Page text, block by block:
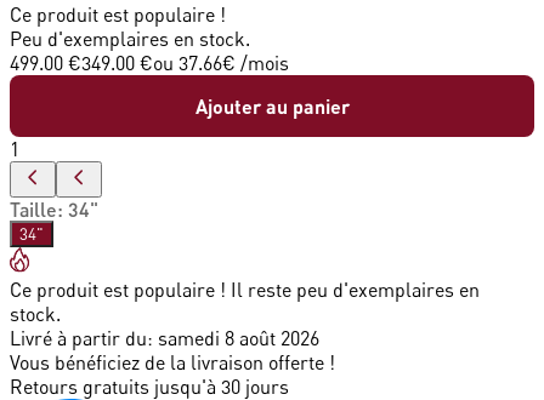
Ce produit est populaire !
Peu d'exemplaires en stock.
499.00 €349.00 €ou 37.66€ /mois
Ajouter au panier
1
Taille: 34"
34"
Ce produit est populaire ! Il reste peu d'exemplaires en
stock.
Livré à partir du: samedi 8 août 2026
Vous bénéficiez de la livraison offerte !
Retours gratuits jusqu'à 30 jours